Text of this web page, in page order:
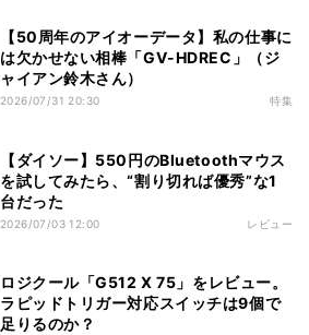
【50周年のアイオーデータ】私の仕事に
は欠かせない相棒「GV-HDREC」（ジ
ャイアン鈴木さん）
2026/07/31 20:30 特集
【ダイソー】550円のBluetoothマウス
を試してみたら、“割り切れば優秀”な1
台だった
2026/07/03 12:00 レビュー
ロジクール「G512 X 75」をレビュー。
ラピッドトリガー対応スイッチは9個で
足りるのか？